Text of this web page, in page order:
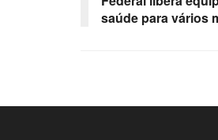
saúde para vários